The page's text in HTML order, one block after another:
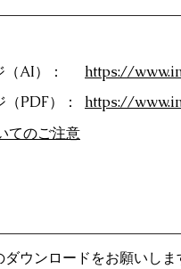
AI）：
PDF）：
https://
https://
てのご注意
ウンロードをお願いしま